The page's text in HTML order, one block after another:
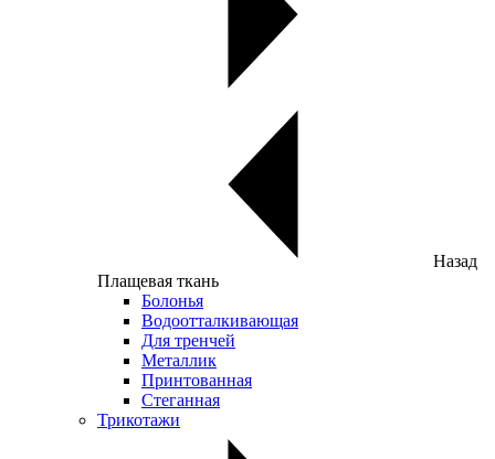
Назад
Плащевая ткань
Болонья
Водоотталкивающая
Для тренчей
Металлик
Принтованная
Стеганная
Трикотажи